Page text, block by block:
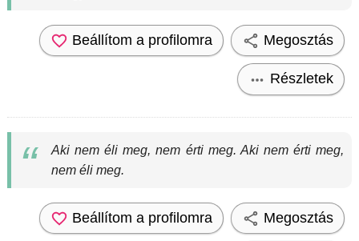
Beállítom a profilomra Megosztás
Részletek
Aki nem éli meg, nem érti meg. Aki nem érti meg,
nem éli meg.
Beállítom a profilomra Megosztás